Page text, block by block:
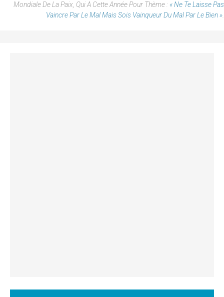
Mondiale De La Paix, Qui A Cette Année Pour Thème : « Ne Te Laisse Pas
Vaincre Par Le Mal Mais Sois Vainqueur Du Mal Par Le Bien »